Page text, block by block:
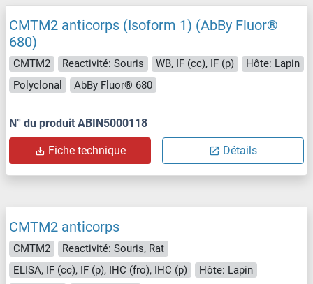
CMTM2 anticorps (Isoform 1) (AbBy Fluor®
680)
CMTM2 Reactivité: Souris WB, IF (cc), IF (p)
Hôte: Lapin
Polyclonal
AbBy Fluor® 680
N° du produit ABIN5000118
Fiche technique Détails
CMTM2 anticorps
CMTM2
Reactivité: Souris, Rat
ELISA, IF (cc), IF (p), IHC (fro), IHC (p)
Hôte: Lapin